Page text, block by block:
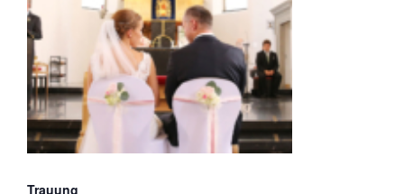
Trauung